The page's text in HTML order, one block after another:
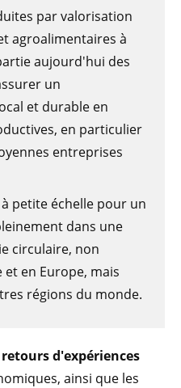
par valorisation
agroalimentaires à
aujourd'hui des
un
et durable en
en particulier
entreprises
petite échelle pour un
dans une
circulaire, non
en Europe, mais
régions du monde.
d'expériences
ainsi que les